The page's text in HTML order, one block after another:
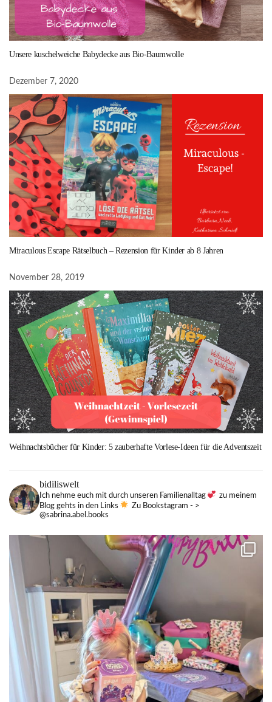
Unsere kuschelweiche Babydecke aus Bio-Baumwolle
Dezember 7, 2020
Miraculous Escape Rätselbuch – Rezension für Kinder ab 8 Jahren
November 28, 2019
Weihnachtsbücher für Kinder: 5 zauberhafte Vorlese-Ideen für die Adventszeit
bidiliswelt
Ich nehme euch mit durch unseren Familienalltag
zu meinem
Blog gehts in den Links
Zu Bookstagram - >
@sabrina.abel.books